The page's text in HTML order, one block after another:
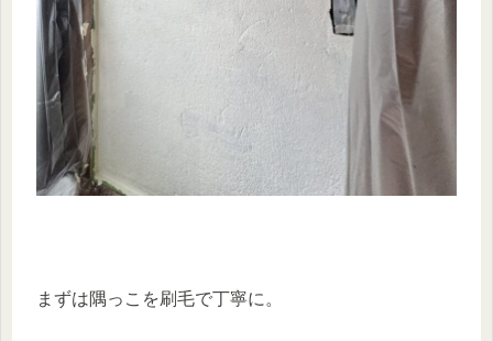
まずは隅っこを刷毛で丁寧に。